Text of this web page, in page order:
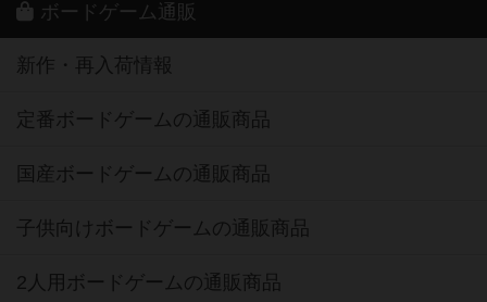
ボードゲーム通販
新作・再入荷情報
定番ボードゲームの通販商品
国産ボードゲームの通販商品
子供向けボードゲームの通販商品
2人用ボードゲームの通販商品